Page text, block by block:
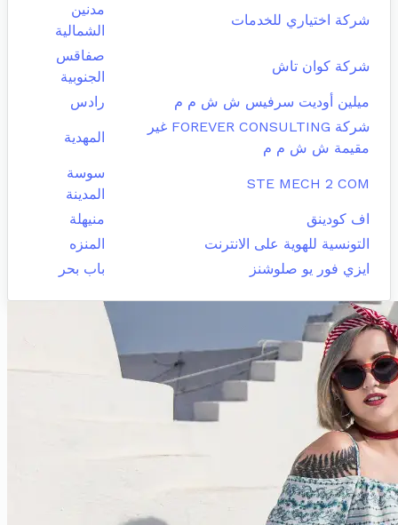
شركة اختياري للخدمات
مدنين
الشمالية
شركة كوان تاش
صفاقس
الجنوبية
ميلين أوديت سرفيس ش ش م م
رادس
شركة FOREVER CONSULTING غير
مقيمة ش ش م م
المهدية
STE MECH 2 COM
سوسة
المدينة
اف كودينق
منيهلة
التونسية للهوية على الانترنت
المنزه
ايزي فور يو صلوشنز
باب بحر